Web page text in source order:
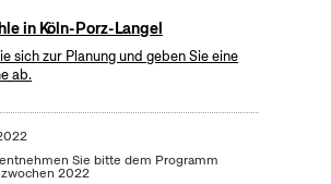
in Köln-Porz-Langel
sich zur Planung und geben Sie eine
ab.
Sie bitte dem Programm
2022